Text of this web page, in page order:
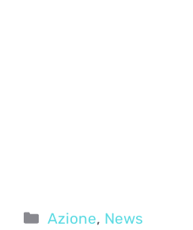
Categorie
Azione, News